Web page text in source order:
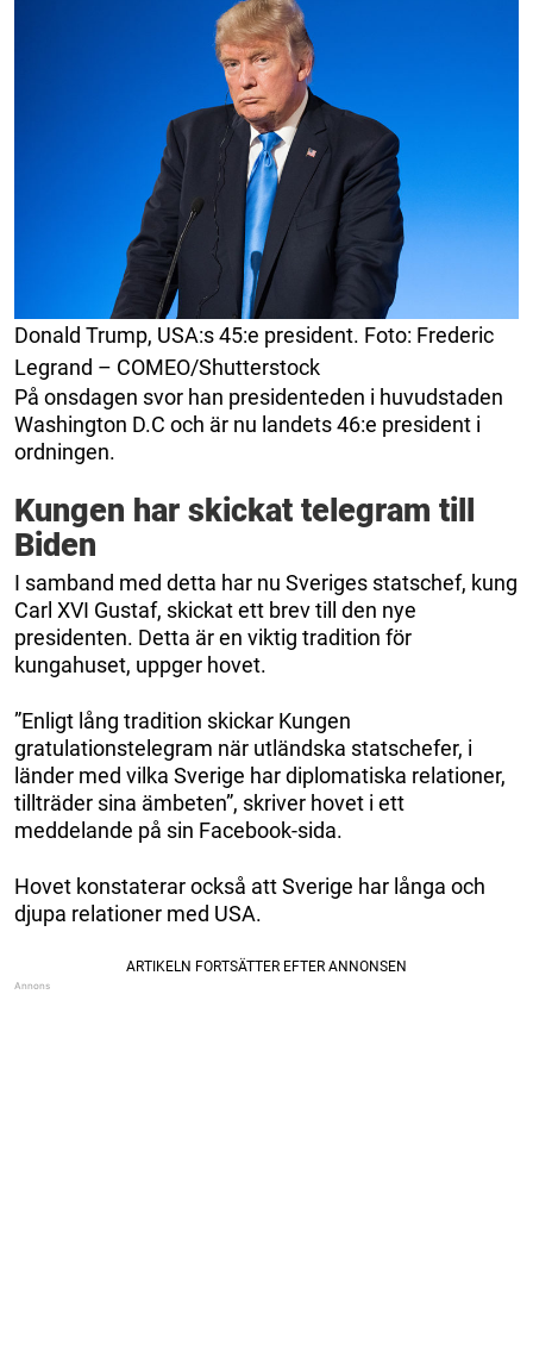
Donald Trump, USA:s 45:e president. Foto: Frederic
Legrand – COMEO/Shutterstock
På onsdagen svor han presidenteden i huvudstaden
Washington D.C och är nu landets 46:e president i
ordningen.
Kungen har skickat telegram till
Biden
I samband med detta har nu Sveriges statschef, kung
Carl XVI Gustaf, skickat ett brev till den nye
presidenten. Detta är en viktig tradition för
kungahuset, uppger hovet.
”Enligt lång tradition skickar Kungen
gratulationstelegram när utländska statschefer, i
länder med vilka Sverige har diplomatiska relationer,
tillträder sina ämbeten”, skriver hovet i ett
meddelande på sin Facebook-sida.
Hovet konstaterar också att Sverige har långa och
djupa relationer med USA.